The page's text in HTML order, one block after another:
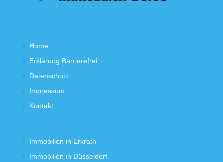
Home
Erklärung Barrierefrei
Datenschutz
Impressum
Kontakt
Immobilien in Erkrath
Immobilien in Düsseldorf